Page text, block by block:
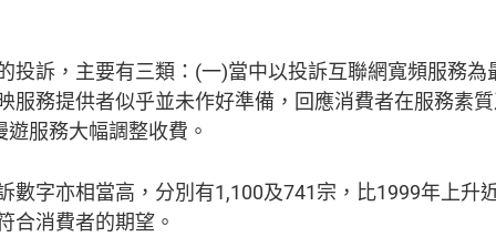
投訴，主要有三類：(一)當中以投訴互聯網寬頻服務
服務提供者似乎並未作好準備，回應消費者在服務素
服務大幅調整收費。
數字亦相當高，分別有1,100及741宗，比1999年上升
合消費者的期望。